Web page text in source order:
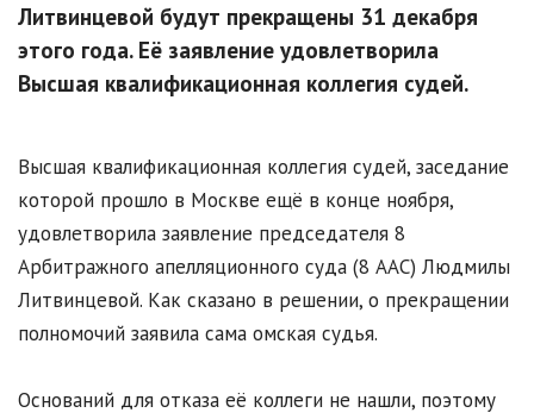
Литвинцевой будут прекращены 31 декабря
этого года. Её заявление удовлетворила
Высшая квалификационная коллегия судей.
Высшая квалификационная коллегия судей, заседание
которой прошло в Москве ещё в конце ноября,
удовлетворила заявление председателя 8
Арбитражного апелляционного суда (8 ААС) Людмилы
Литвинцевой. Как сказано в решении, о прекращении
полномочий заявила сама омская судья.
Оснований для отказа её коллеги не нашли, поэтому